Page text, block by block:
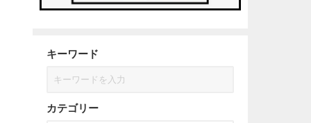
キーワード
カテゴリー